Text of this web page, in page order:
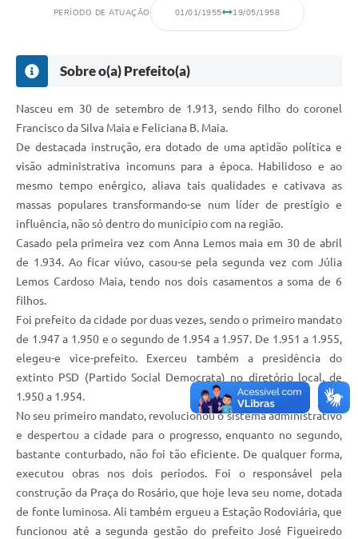
PERÍODO DE ATUAÇÃO 01/01/1955 19/05/1958
Sobre o(a) Prefeito(a)
Nasceu em 30 de setembro de 1.913, sendo filho do coronel
Francisco da Silva Maia e Feliciana B. Maia.
De destacada instrução, era dotado de uma aptidão política e
visão administrativa incomuns para a época. Habilidoso e ao
mesmo tempo enérgico, aliava tais qualidades e cativava as
massas populares transformando-se num líder de prestígio e
influência, não só dentro do município com na região.
Casado pela primeira vez com Anna Lemos maia em 30 de abril
de 1.934. Ao ficar viúvo, casou-se pela segunda vez com Júlia
Lemos Cardoso Maia, tendo nos dois casamentos a soma de 6
filhos.
Foi prefeito da cidade por duas vezes, sendo o primeiro mandato
de 1.947 a 1.950 e o segundo de 1.954 a 1.957. De 1.951 a 1.955,
elegeu-e vice-prefeito. Exerceu também a presidência do
extinto PSD (Partido Social Democrata) no diretório local, de
1.950 a 1.954.
No seu primeiro mandato, revolucionou o sistema administrativo
e despertou a cidade para o progresso, enquanto no segundo,
bastante conturbado, não foi tão eficiente. De qualquer forma,
executou obras nos dois períodos. Foi o responsável pela
construção da Praça do Rosário, que hoje leva seu nome, dotada
de fonte luminosa. Ali também ergueu a Estação Rodoviária, que
funcionou até a segunda gestão do prefeito José Figueiredo